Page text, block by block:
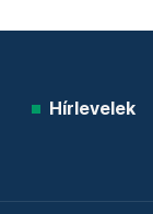
Hírlevelek